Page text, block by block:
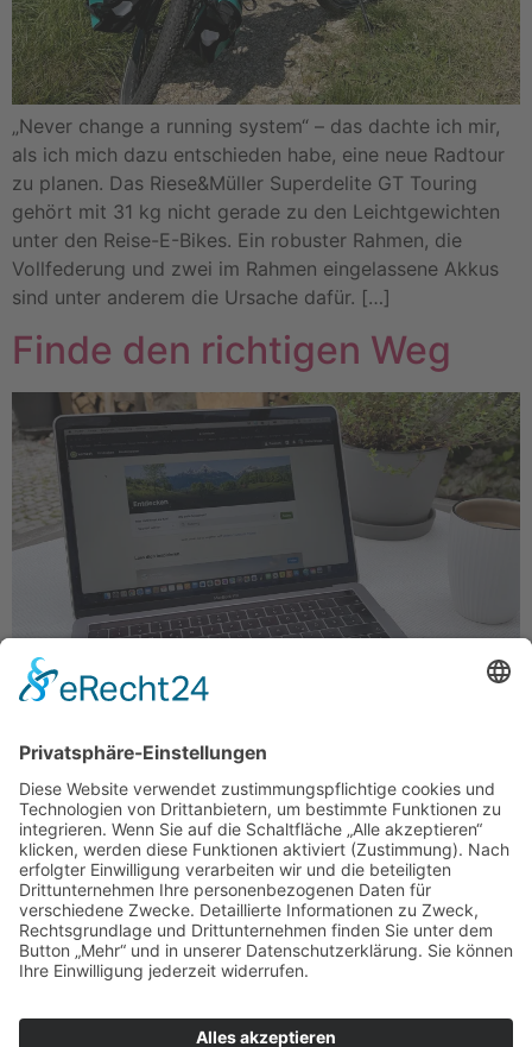
„Never change a running system“ – das dachte ich mir,
als ich mich dazu entschieden habe, eine neue Radtour
zu planen. Das Riese&Müller Superdelite GT Touring
gehört mit 31 kg nicht gerade zu den Leichtgewichten
unter den Reise-E-Bikes. Ein robuster Rahmen, die
Vollfederung und zwei im Rahmen eingelassene Akkus
sind unter anderem die Ursache dafür. […]
Finde den richtigen Weg
Mit 3000 Kilometern in 28 Tagen auf dem Rad durch
Deutschland, das ist bislang mein größtes Projekt.
Einfach drauf los radeln ist da nicht so einfach möglich.
Die Route sollte geplant sein – und trotzdem noch
genug Flexibilität für aktuelle Korrekturen erlauben. Aus
Fehlern sollte man lernen Bei meiner Wanderung in 2017
habe ich für […]